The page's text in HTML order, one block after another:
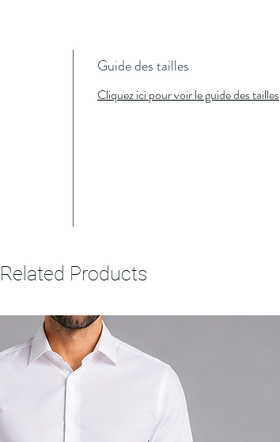
Guide des tailles
Cliquez ici pour voir le guide des tailles
Related Products